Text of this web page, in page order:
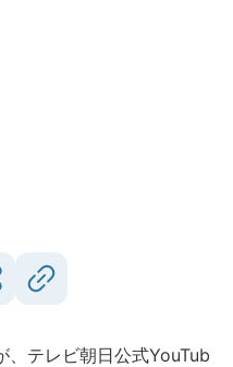
テレビ朝日公式YouTub